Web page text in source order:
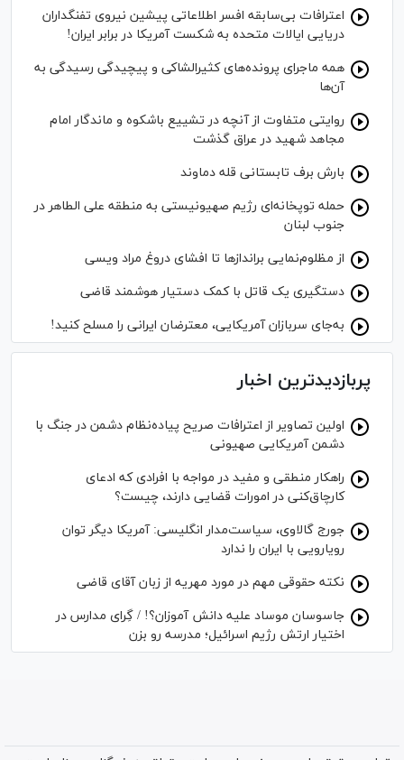
اعترافات بی‌سابقه افسر اطلاعاتی پیشین نیروی تفنگداران
دریایی ایالات متحده به شکست آمریکا در برابر ایران!
همه ماجرای پرونده‌های کثیرالشاکی و پیچیدگی رسیدگی به
آن‌ها
روایتی متفاوت از آنچه در تشییع باشکوه و ماندگار امام
مجاهد شهید در عراق گذشت
بارش برف تابستانی قله دماوند
حمله توپخانه‌ای رژیم صهیونیستی به منطقه علی الطاهر در
جنوب لبنان
از مظلوم‌نمایی برانداز‌ها تا افشای دروغ مراد ویسی
دستگیری یک قاتل با کمک دستیار هوشمند قاضی
به‌جای سربازان آمریکایی، معترضان ایرانی را مسلح کنید!
پربازدیدترین اخبار
اولین تصاویر از اعترافات صریح پیاده‌نظام‌ دشمن در جنگ با
دشمن آمریکایی صهیونی
راهکار منطقی و مفید در مواجه با افرادی که ادعای
کارچاق‌کنی در امورات قضایی دارند، چیست؟
جورج گالاوی، سیاست‌مدار انگلیسی: آمریکا دیگر توان
رویارویی با ایران را ندارد
نکته حقوقی مهم در مورد مهریه از زبان آقای قاضی
جاسوسان موساد علیه دانش آموزان؟! / گِرای مدارس در
اختیار ارتش رژیم اسرائیل؛ مدرسه رو بزن